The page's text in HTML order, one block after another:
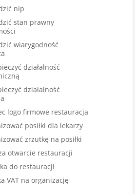
nip
stan prawny
wiarygodność
działalność
działalność
logo firmowe restauracja
posiłki dla lekarzy
zrzutkę na posiłki
otwarcie restauracji
do restauracji
VAT na organizację